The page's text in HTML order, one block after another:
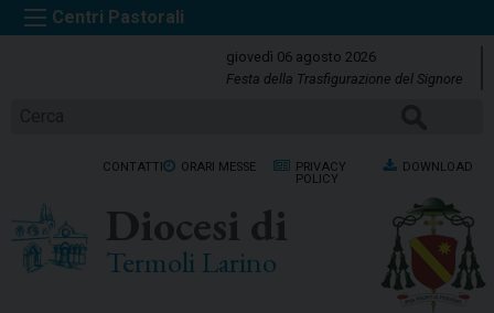
k
giovedì 06 agosto 2026
Festa della Trasfigurazione del Signore
CONTATTI ORARI MESSE
PRIVACY
POLICY
DOWNLOAD
Diocesi di
Termoli Larino